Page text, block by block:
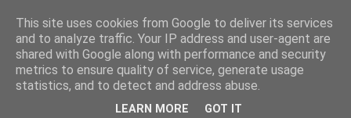
This site uses cookies from Google to deliver its services
and to analyze traffic. Your IP address and user-agent are
shared with Google along with performance and security
metrics to ensure quality of service, generate usage
statistics, and to detect and address abuse.
LEARN MORE GOT IT